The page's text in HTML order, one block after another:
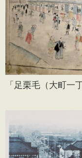
「足栗毛（大町一